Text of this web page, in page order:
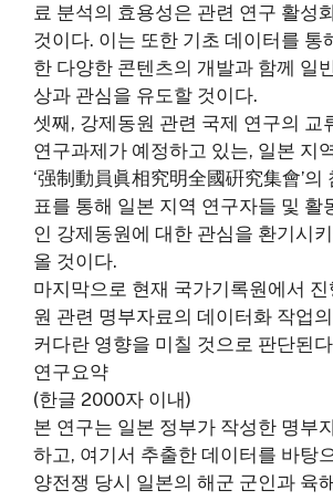
료 분석의 효용성은 관련 연구 활성
것이다. 이는 또한 기초 데이터를 통
한 다양한 콘텐츠의 개발과 함께 일
상과 관심을 유도할 것이다.
셋째, 강제동원 관련 국제 연구의 교
연구과제가 예정하고 있는, 일본 지
‘强制動員眞相究明全國硏究集會’의
표를 통해 일본 지역 연구자들 및 활
인 강제동원에 대한 관심을 환기시
올 것이다.
마지막으로 현재 국가기록원에서
원 관련 명부자료의 데이터화 작업
커다란 영향을 미칠 것으로 판단된
연구요약
(한글 2000자 이내)
본 연구는 일본 정부가 작성한 명부
하고, 여기서 추출한 데이터를 바탕
양전쟁 당시 일본의 해군 군인과 육